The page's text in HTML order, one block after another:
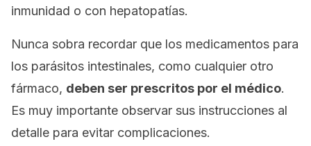
inmunidad o con hepatopatías.
Nunca sobra recordar que los medicamentos para
los parásitos intestinales, como cualquier otro
fármaco, deben ser prescritos por el médico.
Es muy importante observar sus instrucciones al
detalle para evitar complicaciones.